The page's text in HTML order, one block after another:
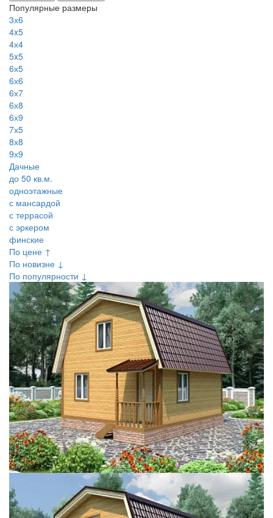
Популярные размеры
3х6
4x5
4х4
5x5
6х5
6х6
6х7
6х8
6х9
7х5
8х8
9х9
Дачные
до 50 кв.м.
одноэтажные
с мансардой
с террасой
с эркером
финские
По цене ↑
По новизне ↓
По популярности ↓